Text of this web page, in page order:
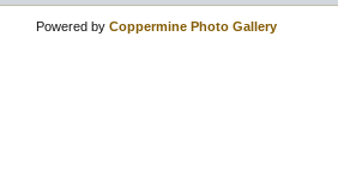
Powered by Coppermine Photo Gallery